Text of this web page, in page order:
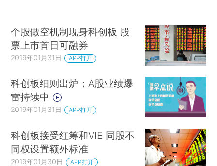
个股做空机制现身科创板 股
票上市首日可融券
2019年01月31日 APP打开
科创板细则出炉；A股业绩爆
雷持续中
2019年01月31日 APP打开
科创板接受红筹和VIE 同股不
同权设置额外标准
2019年01月30日 APP打开